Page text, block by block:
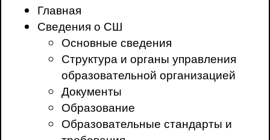
Главная
Сведения о СШ
Основные сведения
Структура и органы управления
образовательной организацией
Документы
Образование
Образовательные стандарты и